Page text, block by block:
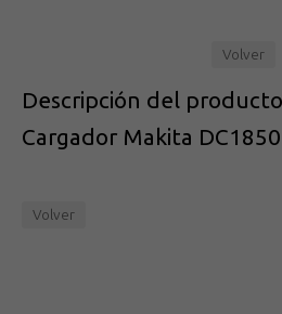
Volver
Descripción del producto
Cargador Makita
Volver